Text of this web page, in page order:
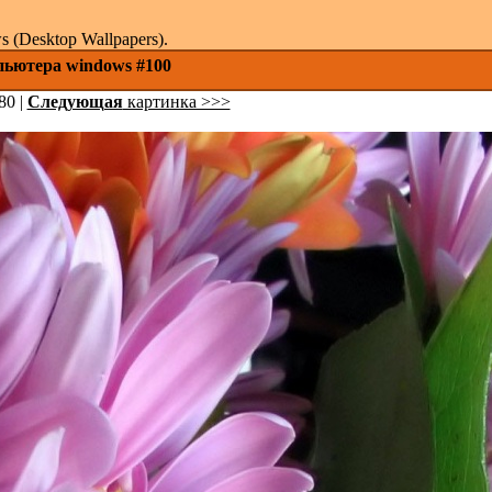
(Desktop Wallpapers).
windows #100
| Следующаякартинка >>>